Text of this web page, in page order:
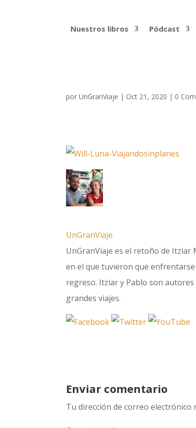
Nuestros libros Pódcast
porUnGranViaje | Oct 21, 2020 | 0
UnGranViaje
UnGranViaje es el retoño de
en el que tuvieron que
regreso. Itziar y Pablo son autores
grandes viajes.
Enviar comentario
Tu dirección de correo electrónico